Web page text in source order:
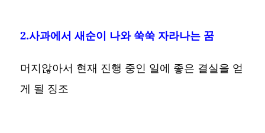
2.사과에서 새순이 나와 쑥쑥 자라나는 꿈
머지않아서 현재 진행 중인 일에 좋은 결실을 얻
게 될 징조